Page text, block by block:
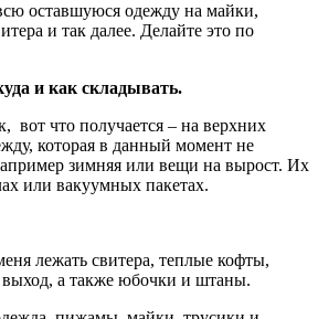
оставшуюся одежду на майки,
и так далее. Делайте это по
и как складывать.
вот что получается – на верхних
которая в данный момент не
зимняя или вещи на вырост. Их
или вакуумных пакетах.
лежать свитера, теплые кофты,
а также юбочки и штаны.